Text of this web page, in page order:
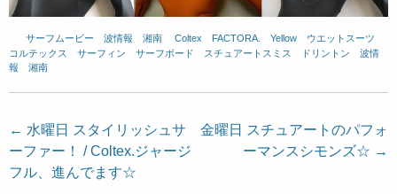
サーフムービー 波情報 湘南 Coltex FACTORA. Yellow ウエットスーツ
コルテックス
サーフィン サーフボード スチュアートスミス ドリントン
波情
報 湘南
投
稿
ナ
← 水曜日 スタイリッシュサ
ーファー！ / Coltex.ジャージ
フル、進んでます☆
金曜日 スチュアートのパフォ
ーマンスシモンズ☆ →